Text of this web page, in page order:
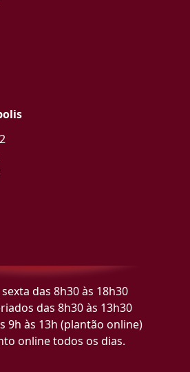
das 8h30 às 18h30
das 8h30 às 13h30
9h às 13h (plantão online)
online todos os dias.